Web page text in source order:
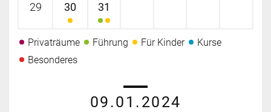
29 30 31
Privaträume Führung Für Kinder
Kurse
Besonderes
09.01.2024